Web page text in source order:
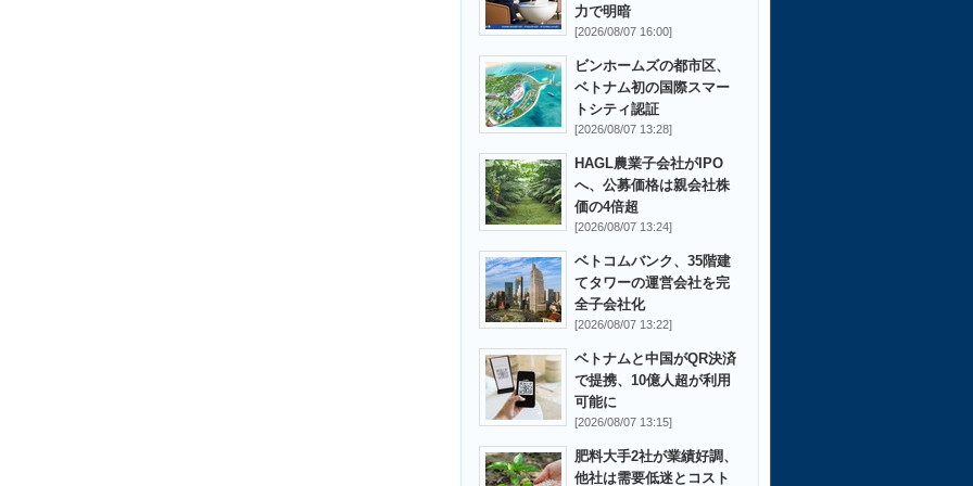
力で明暗
[2026/08/07 16:00]
ビンホームズの都市区、
ベトナム初の国際スマー
トシティ認証
[2026/08/07 13:28]
HAGL農業子会社がIPO
へ、公募価格は親会社株
価の4倍超
[2026/08/07 13:24]
ベトコムバンク、35階建
てタワーの運営会社を完
全子会社化
[2026/08/07 13:22]
ベトナムと中国がQR決済
で提携、10億人超が利用
可能に
[2026/08/07 13:15]
肥料大手2社が業績好調、
他社は需要低迷とコスト